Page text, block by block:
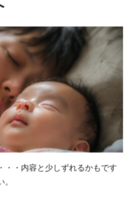
に
な
て
な
い？
・・内容と少しずれるかもです